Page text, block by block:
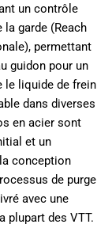
un contrôle
la garde (Reach
permettant
guidon pour un
le liquide de frein
dans diverses
en acier sont
et un
conception
de purge
avec une
plupart des VTT.